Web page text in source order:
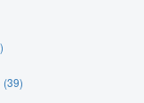
(39)